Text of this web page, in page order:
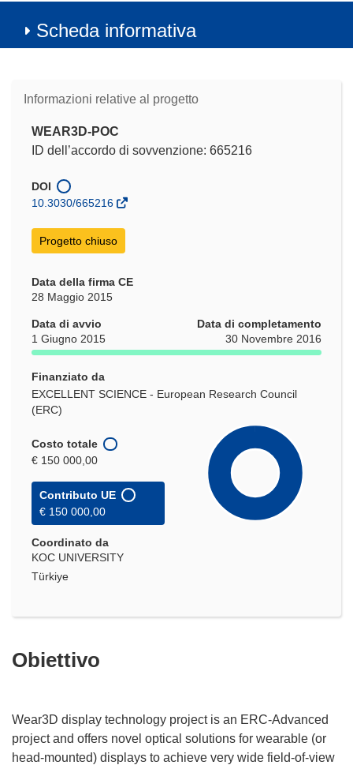
Scheda informativa
Informazioni relative al progetto
WEAR3D-POC
ID dell’accordo di sovvenzione: 665216
DOI
10.3030/665216
Progetto chiuso
Data della firma CE
28 Maggio 2015
Data di avvio
1 Giugno 2015
Data di completamento
30 Novembre 2016
Finanziato da
EXCELLENT SCIENCE - European Research Council
(ERC)
Costo totale
€ 150 000,00
Contributo UE
€ 150 000,00
Coordinato da
KOC UNIVERSITY
Türkiye
Obiettivo
Wear3D display technology project is an ERC-Advanced
project and offers novel optical solutions for wearable (or
head-mounted) displays to achieve very wide field-of-view